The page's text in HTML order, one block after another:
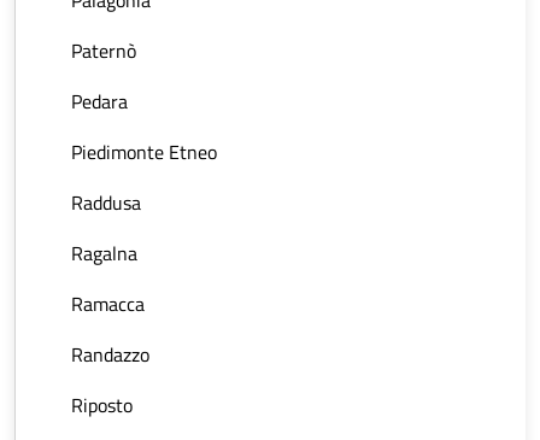
Paternò
Pedara
Piedimonte Etneo
Raddusa
Ragalna
Ramacca
Randazzo
Riposto